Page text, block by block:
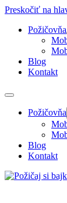
Preskočiť na
Požičovňa
Blog
Kontakt
Požičovňa
Blog
Kontakt